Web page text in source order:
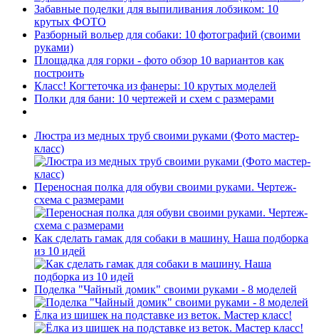
Забавные поделки для выпиливания лобзиком: 10
крутых ФОТО
Разборный вольер для собаки: 10 фотографий (своими
руками)
Площадка для горки - фото обзор 10 вариантов как
построить
Класс! Когтеточка из фанеры: 10 крутых моделей
Полки для бани: 10 чертежей и схем с размерами
Люстра из медных труб своими руками (Фото мастер-
класс)
Переносная полка для обуви своими руками. Чертеж-
схема с размерами
Как сделать гамак для собаки в машину. Наша подборка
из 10 идей
Поделка "Чайный домик" своими руками - 8 моделей
Ёлка из шишек на подставке из веток. Мастер класс!